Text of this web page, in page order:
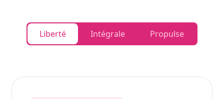
Liberté Intégrale Propulse